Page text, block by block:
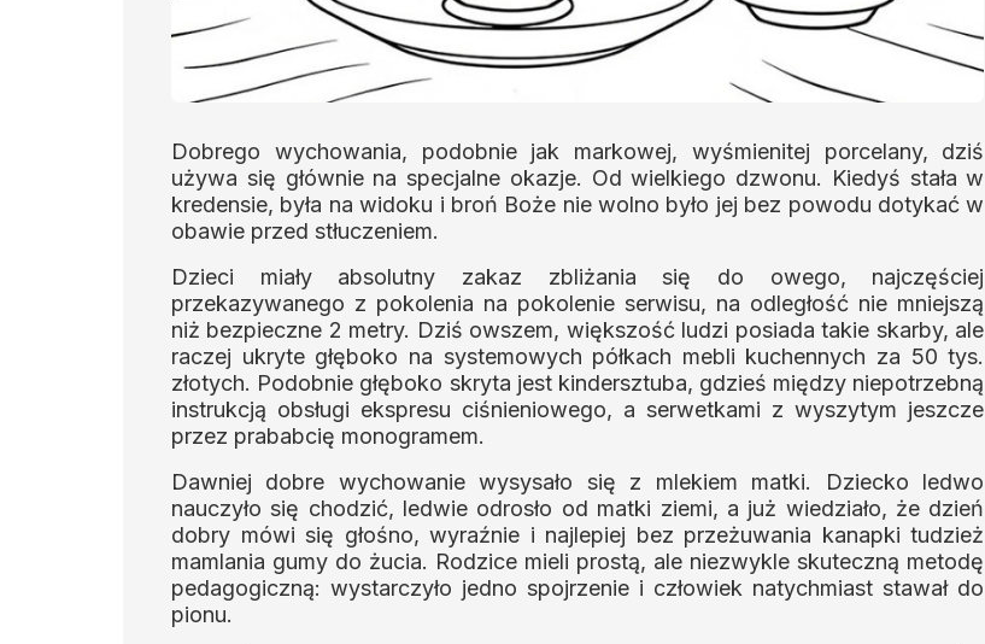
Dobrego wychowania, podobnie jak markowej, wyśmienitej porcelany, dziś
używa się głównie na specjalne okazje. Od wielkiego dzwonu. Kiedyś stała w
kredensie, była na widoku i broń Boże nie wolno było jej bez powodu dotykać w
obawie przed stłuczeniem.
Dzieci miały absolutny zakaz zbliżania się do owego, najczęściej
przekazywanego z pokolenia na pokolenie serwisu, na odległość nie mniejszą
niż bezpieczne 2 metry. Dziś owszem, większość ludzi posiada takie skarby, ale
raczej ukryte głęboko na systemowych półkach mebli kuchennych za 50 tys.
złotych. Podobnie głęboko skryta jest kindersztuba, gdzieś między niepotrzebną
instrukcją obsługi ekspresu ciśnieniowego, a serwetkami z wyszytym jeszcze
przez prababcię monogramem.
Dawniej dobre wychowanie wysysało się z mlekiem matki. Dziecko ledwo
nauczyło się chodzić, ledwie odrosło od matki ziemi, a już wiedziało, że dzień
dobry mówi się głośno, wyraźnie i najlepiej bez przeżuwania kanapki tudzież
mamlania gumy do żucia. Rodzice mieli prostą, ale niezwykle skuteczną metodę
pedagogiczną: wystarczyło jedno spojrzenie i człowiek natychmiast stawał do
pionu.